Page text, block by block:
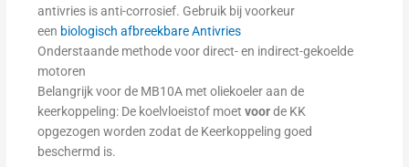
antivries is anti-corrosief. Gebruik bij voorkeur
een biologisch afbreekbare Antivries
Onderstaande methode voor direct- en indirect-gekoelde
motoren
Belangrijk voor de MB10A met oliekoeler aan de
keerkoppeling: De koelvloeistof moetvoorde KK
opgezogen worden zodat de Keerkoppeling goed
beschermd is.